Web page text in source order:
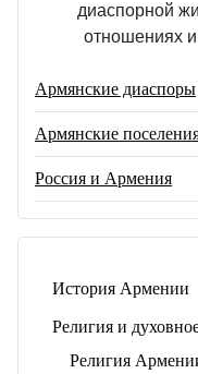
История Армении
Религия и
Религия
диаспорной
отношениях и
Армянские диаспоры
Армянские
Россия и Армения